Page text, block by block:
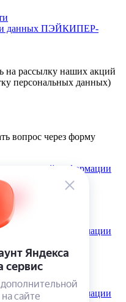
данных ПЭЙКИПЕР-
на рассылку наших акций
персональных данных)
вопрос через форму
информации
информации
информации